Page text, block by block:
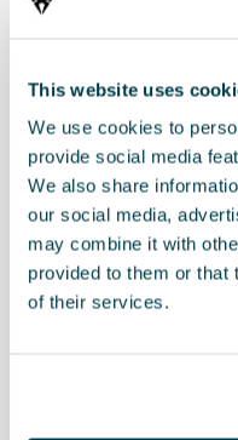
This website uses
We use cookies to
provide social media
We also share
our social media,
may combine it with
provided to them or that
of their services.
Producto
Además de realzar la